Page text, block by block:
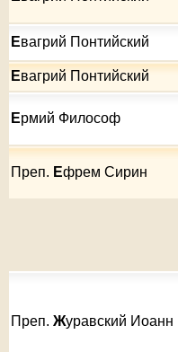
Евагрий Понтийский
Евагрий Понтийский
Ермий Философ
Преп. Ефрем Сирин
Преп. Журавский Иоанн